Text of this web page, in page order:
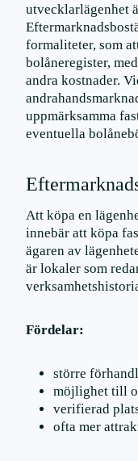
utvecklarlägenhet
formaliteter, som
bolåneregister,
andra kostnader.
uppmärksamma
eventuella
Att köpa en
innebär att köpa
ägaren av
är lokaler som
Fördelar:
större
möjlighet till
verifierad
ofta mer